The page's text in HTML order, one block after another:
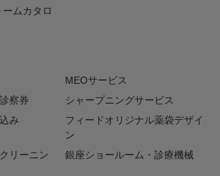
ムカタロ
MEOサービス
察券
シャープニングサービス
み
フィードオリジナル薬袋デザイ
ン
リーニン
銀座ショールーム・診療機械